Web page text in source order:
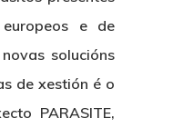
e de
solucións
de xestión é o
PARASITE,
Nosotros
Organización
Novedades